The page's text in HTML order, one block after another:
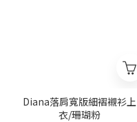
Diana落肩寬版細褶襯衫上
衣/珊瑚粉